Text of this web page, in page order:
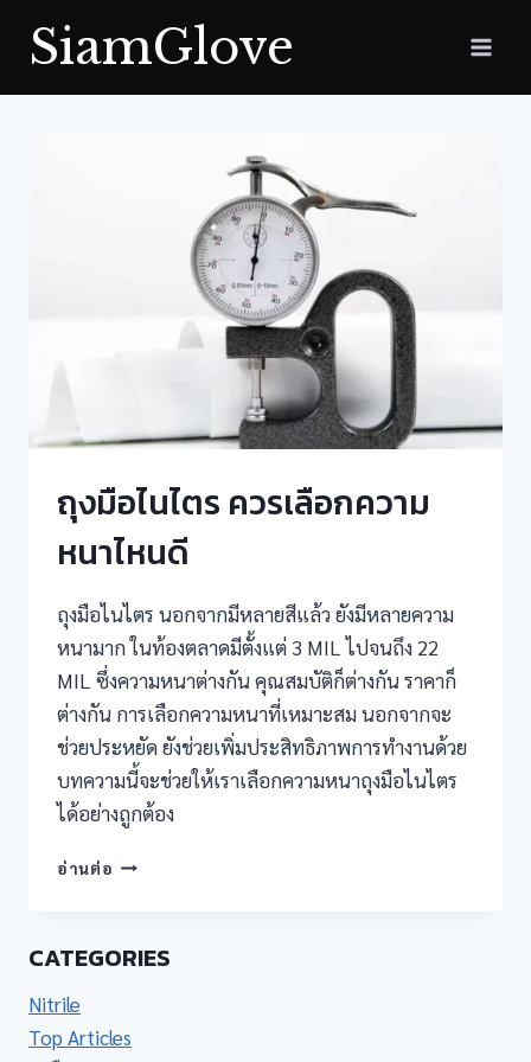
SiamGlove
ถุงมือไนไตร ควรเลือกความ
หนาไหนดี
ถุงมือไนไตร นอกจากมีหลายสีแล้ว ยังมีหลายความ
หนามาก ในท้องตลาดมีตั้งแต่ 3 MIL ไปจนถึง 22
MIL ซึ่งความหนาต่างกัน คุณสมบัติก็ต่างกัน ราคาก็
ต่างกัน การเลือกความหนาที่เหมาะสม นอกจากจะ
ช่วยประหยัด ยังช่วยเพิ่มประสิทธิภาพการทำงานด้วย
บทความนี้จะช่วยให้เราเลือกความหนาถุงมือไนไตร
ได้อย่างถูกต้อง
อ่านต่อ ถุงมือ
เลือก
หนา
ไหน
CATEGORIES
Nitrile
Top Articles